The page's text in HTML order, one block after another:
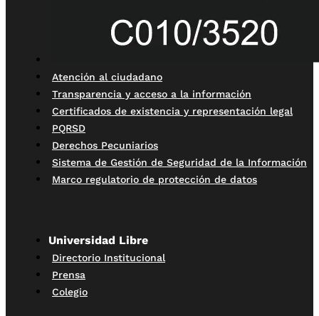
Atención al ciudadano
Transparencia y acceso a la información
Certificados de existencia y representación legal
PQRSD
Derechos Pecuniarios
Sistema de Gestión de Seguridad de la Información
Marco regulatorio de protección de datos
Universidad Libre
Directorio Institucional
Prensa
Colegio